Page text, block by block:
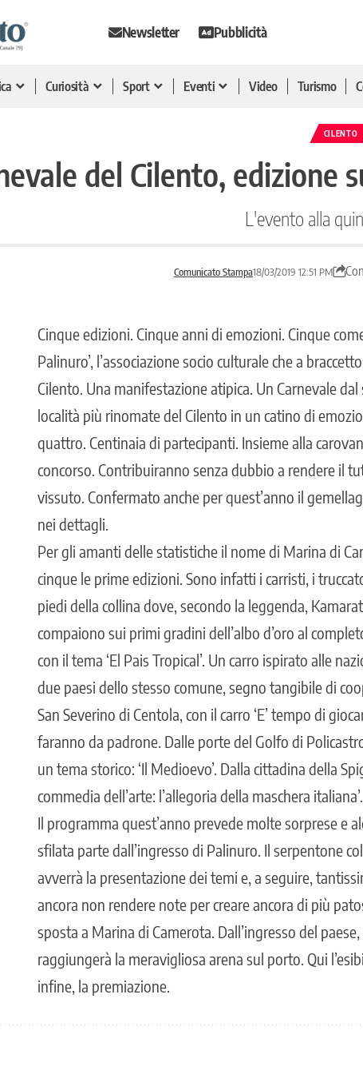
Newsletter Pubblicità
Curiosità Sport Eventi Video Turismo
CILENTO
del Cilento, edizione
L'evento alla
Comunicato Stampa18/03/2019 12:51 PM
Cinque edizioni. Cinque anni di emozioni. Cinque
Palinuro’, l’associazione socio culturale che a
Cilento. Una manifestazione atipica. Un Carnevale
località più rinomate del Cilento in un catino di
quattro. Centinaia di partecipanti. Insieme alla
concorso. Contribuiranno senza dubbio a rendere il
vissuto. Confermato anche per quest’anno il
nei dettagli.
Per gli amanti delle statistiche il nome di Marina di
cinque le prime edizioni. Sono infatti i carristi, i
piedi della collina dove, secondo la leggenda,
compaiono sui primi gradini dell’albo d’oro al
con il tema ‘El Pais Tropical’. Un carro ispirato alle
due paesi dello stesso comune, segno tangibile di
San Severino di Centola, con il carro ‘E’ tempo di
faranno da padrone. Dalle porte del Golfo di
un tema storico: ‘Il Medioevo’. Dalla cittadina della
commedia dell’arte: l’allegoria della maschera italiana’.
Il programma quest’anno prevede molte sorprese e
sfilata parte dall’ingresso di Palinuro. Il serpentone
avverrà la presentazione dei temi e, a seguire,
ancora non rendere note per creare ancora di più
sposta a Marina di Camerota. Dall’ingresso del
raggiungerà la meravigliosa arena sul porto. Qui
infine, la premiazione.